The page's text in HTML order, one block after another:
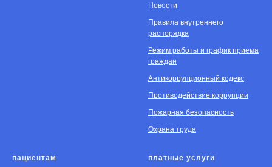
Новости
Правила внутреннего
распорядка
Режим работы и график приема
граждан
Антикоррупционный кодекс
Противодействие коррупции
Пожарная безопасность
Охрана труда
пациентам платные услуги